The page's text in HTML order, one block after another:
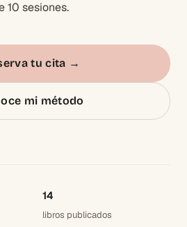
10 sesiones.
tu cita →
mi método
14
libros publicados